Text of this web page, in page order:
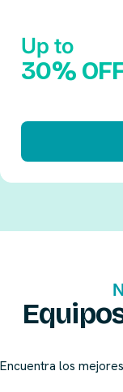
Up to
30%
Encuentra los